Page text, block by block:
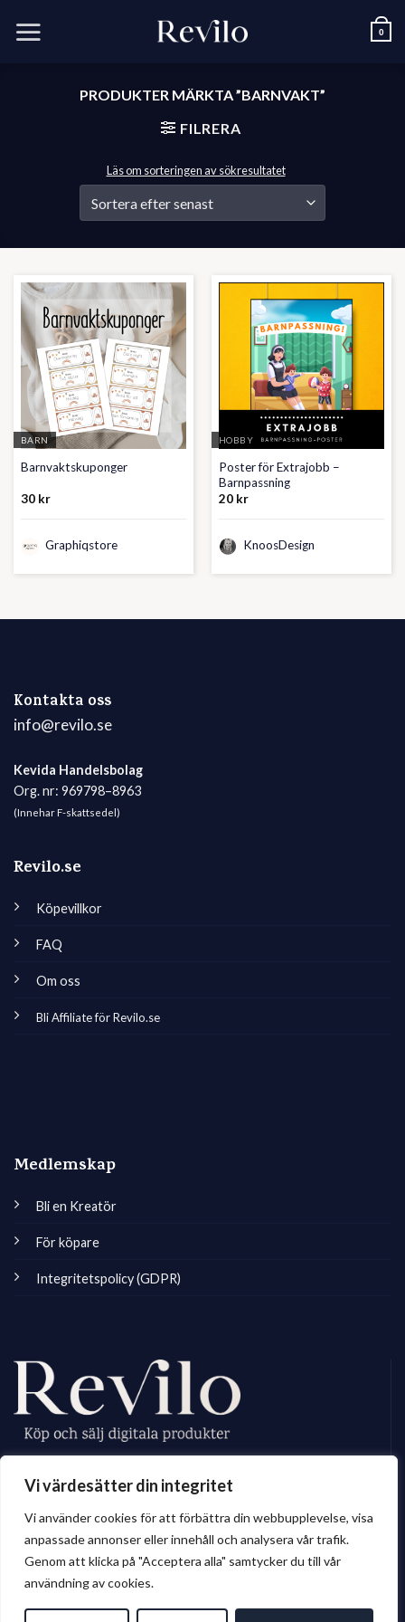
Vi värdesätter din integritet
Vi använder cookies för att förbättra din webbupplevelse, visa
anpassade annonser eller innehåll och analysera vår trafik.
Genom att klicka på "Acceptera alla" samtycker du till vår
användning av cookies.
0
PRODUKTER MÄRKTA ”BARNVAKT”
FILRERA
Läs om sorteringen av sökresultatet
BARN
Barnvaktskuponger
30 kr
Graphiqstore
HOBBY
Poster för Extrajobb –
Barnpassning
20 kr
KnoosDesign
erbjuder ett brett sortiment av digitalt material till privatperson och företag.
Kontakta oss
info@revilo.se
Kevida Handelsbolag
Org. nr: 969798–8963
(Innehar F-skattsedel)
Revilo.se
Köpevillkor
FAQ
Om oss
Bli Affiliate för Revilo.se
Medlemskap
Bli en Kreatör
För köpare
Integritetspolicy (GDPR)
© 2026 Revilo.se